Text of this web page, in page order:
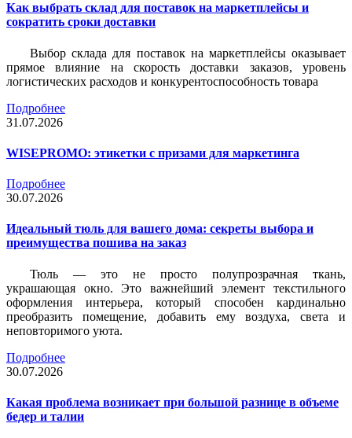
Как выбрать склад для поставок на маркетплейсы и
сократить сроки доставки
Выбор склада для поставок на маркетплейсы оказывает
прямое влияние на скорость доставки заказов, уровень
логистических расходов и конкурентоспособность товара
Подробнее
31.07.2026
WISEPROMO: этикетки с призами для маркетинга
Подробнее
30.07.2026
Идеальный тюль для вашего дома: секреты выбора и
преимущества пошива на заказ
Тюль — это не просто полупрозрачная ткань,
украшающая окно. Это важнейший элемент текстильного
оформления интерьера, который способен кардинально
преобразить помещение, добавить ему воздуха, света и
неповторимого уюта.
Подробнее
30.07.2026
Какая проблема возникает при большой разнице в объеме
бедер и талии